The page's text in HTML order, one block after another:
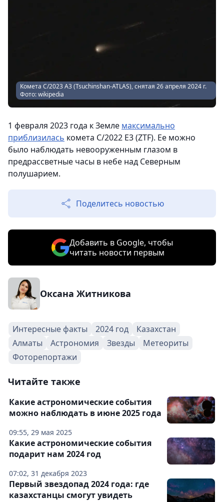
Комета C/2023 A3 (Tsuchinshan-ATLAS), снятая 26 апреля 2024 г.
Фото: wikipedia
1 февраля 2023 года к Земле максимально
приблизилась комета C/2022 E3 (ZTF). Ее можно
было наблюдать невооруженным глазом в
предрассветные часы в небе над Северным
полушарием.
Поделитесь новостью
Добавить в Google, чтобы
читать новости первым
Оксана Житникова
Интересные факты 2024 год
Казахстан
Алматы
Астрономия Звезды
Метеориты
Фоторепортажи
Читайте также
09:55, 29 мая 2025
Какие астрономические события
можно наблюдать в июне 2025 года
07:02, 31 декабря 2023
Какие астрономические события
подарит нам 2024 год
Первый звездопад 2024 года: где
казахстанцы смогут увидеть